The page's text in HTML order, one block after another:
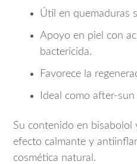
Útil en quemaduras
Apoyo en piel con
bactericida.
Favorece la
Ideal como after-
Su contenido en bisabolol
efecto calmante y
cosmética natural.